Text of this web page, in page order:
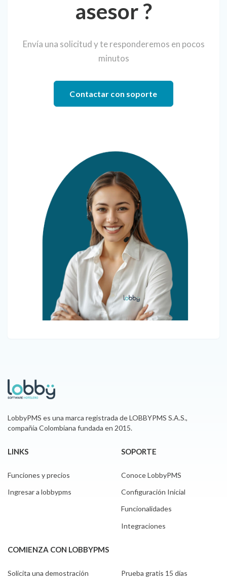
asesor ?
Envía una solicitud y te responderemos en pocos
minutos
Contactar con soporte
LobbyPMS es una marca registrada de LOBBYPMS S.A.S.,
compañía Colombiana fundada en 2015.
LINKS
Funciones y precios
Ingresar a lobbypms
SOPORTE
Conoce LobbyPMS
Configuración Inicial
Funcionalidades
Integraciones
COMIENZA CON LOBBYPMS
Solicita una demostración Prueba gratis 15 días